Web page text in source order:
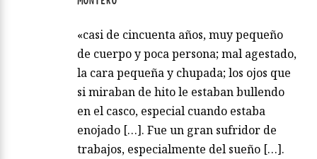
«casi de cincuenta años, muy pequeño
de cuerpo y poca persona; mal agestado,
la cara pequeña y chupada; los ojos que
si miraban de hito le estaban bullendo
en el casco, especial cuando estaba
enojado […]. Fue un gran sufridor de
trabajos, especialmente del sueño […].